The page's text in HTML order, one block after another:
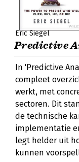
Eric Siegel
Predictive
In 'Predictive
compleet
werkt, met
sectoren. Dit
de technische
implementatie
legt helder uit
kunnen